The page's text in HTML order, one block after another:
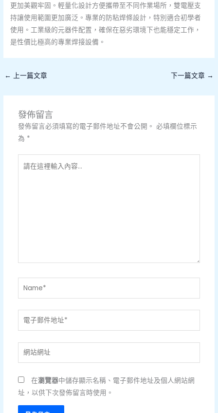
更加美觀牢固。輕量化設計方便攜帶至不同作業場所，雙電壓支
持讓使用範圍更加廣泛。專業的防粘焊條設計，特別適合初學者
使用。工業級的元器件配置，確保在惡劣環境下也能穩定工作，
是性價比極高的專業焊接設備。
← 上一篇文章 下一篇文章 →
發佈留言
發佈留言必須填寫的電子郵件地址不會公開。 必填欄位標示
為 *
在
Name*
電
件
地
址
*
址
在瀏覽器中儲存顯示名稱、電子郵件地址及個人網站網
址，以供下次發佈留言時使用。